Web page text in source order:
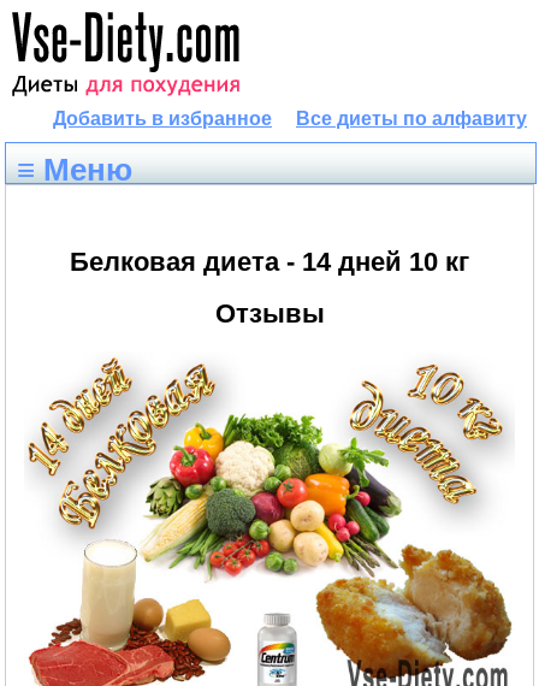
Все диеты по алфавиту
Добавить в избранное
≡ Меню
Белковая диета - 14 дней 10 кг
Отзывы